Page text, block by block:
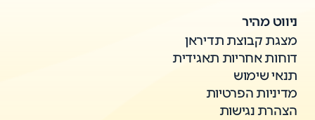
ניווט מהיר
מצגת קבוצת תדיראן
דוחות אחריות תאגידית
תנאי שימוש
מדיניות הפרטיות
הצהרת נגישות